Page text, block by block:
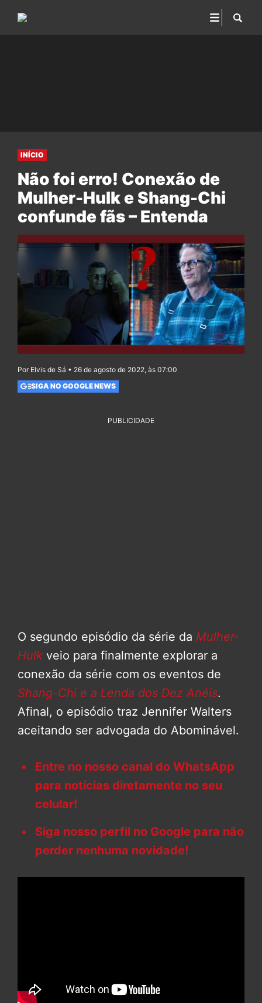
INÍCIO
Não foi erro! Conexão de
Mulher-Hulk e Shang-Chi
confunde fãs – Entenda
Por Elvis de Sá • 26 de agosto de 2022, às 07:00
SIGA NO GOOGLE NEWS
PUBLICIDADE
O segundo episódio da série da Mulher-
Hulk veio para finalmente explorar a
conexão da série com os eventos de
Shang-Chi e a Lenda dos Dez Anéis.
Afinal, o episódio traz Jennifer Walters
aceitando ser advogada do Abominável.
Entre no nosso canal do WhatsApp
para notícias diretamente no seu
celular!
Siga nosso perfil no Google para não
perder nenhuma novidade!